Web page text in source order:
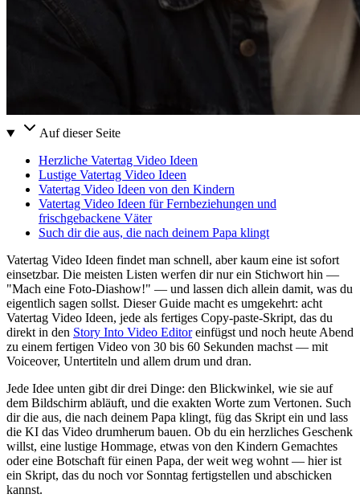
Auf dieser Seite
Herzliche Vatertag Video Ideen
Lustige Vatertag Video Ideen
Vatertag Video Ideen von den Kindern
Vatertag Video Ideen für Fernbeziehungen und
frischgebackene Väter
Such dir die aus, die nach deinem Papa klingt
Vatertag Video Ideen findet man schnell, aber kaum eine ist sofort
einsetzbar. Die meisten Listen werfen dir nur ein Stichwort hin —
"Mach eine Foto-Diashow!" — und lassen dich allein damit, was du
eigentlich sagen sollst. Dieser Guide macht es umgekehrt: acht
Vatertag Video Ideen, jede als fertiges Copy-paste-Skript, das du
direkt in den Story Into Video Editoreinfügst und noch heute Abend
zu einem fertigen Video von 30 bis 60 Sekunden machst — mit
Voiceover, Untertiteln und allem drum und dran.
Jede Idee unten gibt dir drei Dinge: den Blickwinkel, wie sie auf
dem Bildschirm abläuft, und die exakten Worte zum Vertonen. Such
dir die aus, die nach deinem Papa klingt, füg das Skript ein und lass
die KI das Video drumherum bauen. Ob du ein herzliches Geschenk
willst, eine lustige Hommage, etwas von den Kindern Gemachtes
oder eine Botschaft für einen Papa, der weit weg wohnt — hier ist
ein Skript, das du noch vor Sonntag fertigstellen und abschicken
kannst.